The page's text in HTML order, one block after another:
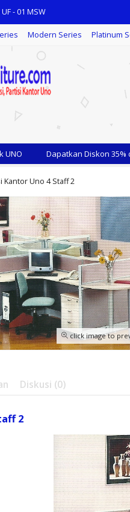
- 01 MSW
1332
1031A
1031
Uno UST 4354 A
MAP-2
HAP-2
Modern Series Platinum
Dapatkan Diskon 35%
Kantor Uno 4 Staff 2
click image to
Diskusi (0)
2